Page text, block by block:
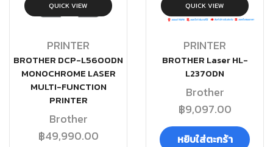
QUICK VIEW
PRINTER
BROTHER DCP-L5600DN
MONOCHROME LASER
MULTI-FUNCTION
PRINTER
Brother
฿49,990.00
QUICK VIEW
PRINTER
BROTHER Laser HL-
L2370DN
Brother
฿9,097.00
หยิบใส่ตะกร้า